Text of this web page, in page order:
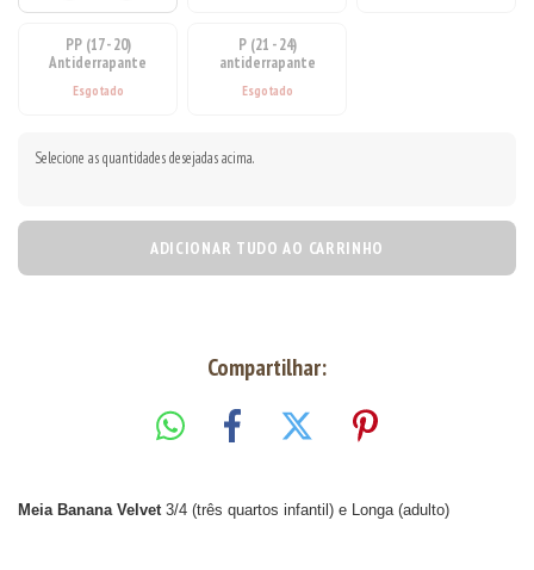
PP (17 - 20)
Antiderrapante
P (21 - 24)
antiderrapante
Selecione as quantidades desejadas acima.
ADICIONAR TUDO AO CARRINHO
Compartilhar:
Meia Banana Velvet 3/4 (três quartos infantil) e Longa (adulto)